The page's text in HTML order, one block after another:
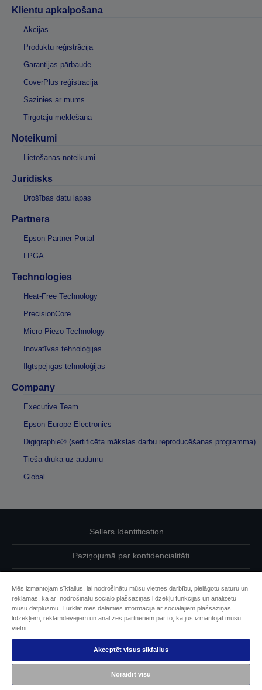
Klientu apkalpošana
Akcijas
Produktu reģistrācija
Garantijas pārbaude
CoverPlus reģistrācija
Sazinies ar mums
Tirgotāju meklēšana
Noteikumi
Lietošanas noteikumi
Juridisks
Drošības datu lapas
Partners
Epson Partner Portal
LPGA
Technologies
Heat-Free Technology
PrecisionCore
Micro Piezo Technology
Inovatīvas tehnoloģijas
Ilgtspējīgas tehnoloģijas
Company
Executive Team
Epson Europe Electronics
Digigraphie® (sertificēta mākslas darbu reproducēšanas programma)
Tiešā druka uz audumu
Global
Sellers Identification
Paziņojumā par konfidencialitāti
Sazinieties ar mums par saviem datiem
Epson apņemšanās pieejamības nodrošināšanā
Autortiesības (c) 2026 Seiko Epson
Mēs izmantojam sīkfailus, lai nodrošinātu mūsu vietnes darbību, pielāgotu saturu un
reklāmas, kā arī nodrošinātu sociālo plašsaziņas līdzekļu funkcijas un analizētu
mūsu datplūsmu. Turklāt mēs dalāmies informācijā ar sociālajiem plašsaziņas
līdzekļiem, reklāmdevējiem un analīzes partneriem par to, kā jūs izmantojat mūsu
vietni.
Akceptēt visus sīkfailus
Noraidīt visu